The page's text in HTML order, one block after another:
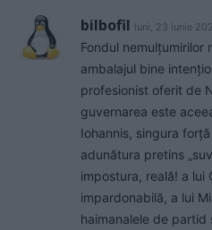
bilbofil luni, 23 iunie
Fondul nemulțumirilor
ambalajul bine
profesionist oferit de
guvernarea este
Iohannis, singura
adunătura pretins
impostura, reală! a lui
impardonabilă, a lui
haimanalele de